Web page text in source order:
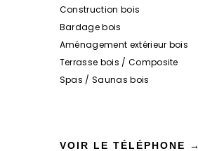
Construction bois
Bardage bois
Aménagement extérieur bois
Terrasse bois / Composite
Spas / Saunas bois
VOIR LE TÉLÉPHONE →